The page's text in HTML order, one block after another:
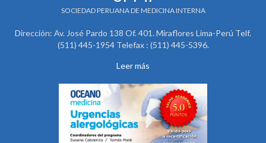
SOCIEDAD PERUANA DE MEDICINA INTERNA
Dirección: Av. José Pardo 138 Of. 401. Miraflores Lima-Perú Telf.
(511) 445-1954 Telefax : (511) 445-5396.
Leer más